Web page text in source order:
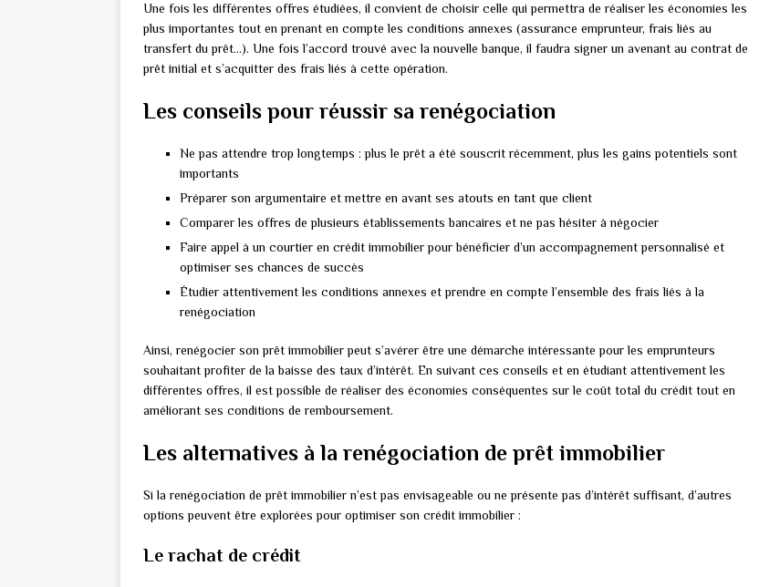
Une fois les différentes offres étudiées, il convient de choisir celle qui permettra de réaliser les économies les
plus importantes tout en prenant en compte les conditions annexes (assurance emprunteur, frais liés au
transfert du prêt…). Une fois l’accord trouvé avec la nouvelle banque, il faudra signer un avenant au contrat de
prêt initial et s’acquitter des frais liés à cette opération.
Les conseils pour réussir sa renégociation
Ne pas attendre trop longtemps : plus le prêt a été souscrit récemment, plus les gains potentiels sont
importants
Préparer son argumentaire et mettre en avant ses atouts en tant que client
Comparer les offres de plusieurs établissements bancaires et ne pas hésiter à négocier
Faire appel à un courtier en crédit immobilier pour bénéficier d’un accompagnement personnalisé et
optimiser ses chances de succès
Étudier attentivement les conditions annexes et prendre en compte l’ensemble des frais liés à la
renégociation
Ainsi, renégocier son prêt immobilier peut s’avérer être une démarche intéressante pour les emprunteurs
souhaitant profiter de la baisse des taux d’intérêt. En suivant ces conseils et en étudiant attentivement les
différentes offres, il est possible de réaliser des économies conséquentes sur le coût total du crédit tout en
améliorant ses conditions de remboursement.
Les alternatives à la renégociation de prêt immobilier
Si la renégociation de prêt immobilier n’est pas envisageable ou ne présente pas d’intérêt suffisant, d’autres
options peuvent être explorées pour optimiser son crédit immobilier :
Le rachat de crédit